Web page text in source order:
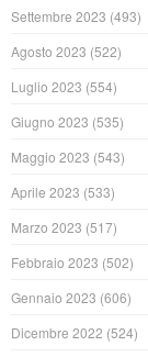
Settembre 2023 (493)
Agosto 2023 (522)
Luglio 2023 (554)
Giugno 2023 (535)
Maggio 2023 (543)
Aprile 2023 (533)
Marzo 2023 (517)
Febbraio 2023 (502)
Gennaio 2023 (606)
Dicembre 2022 (524)